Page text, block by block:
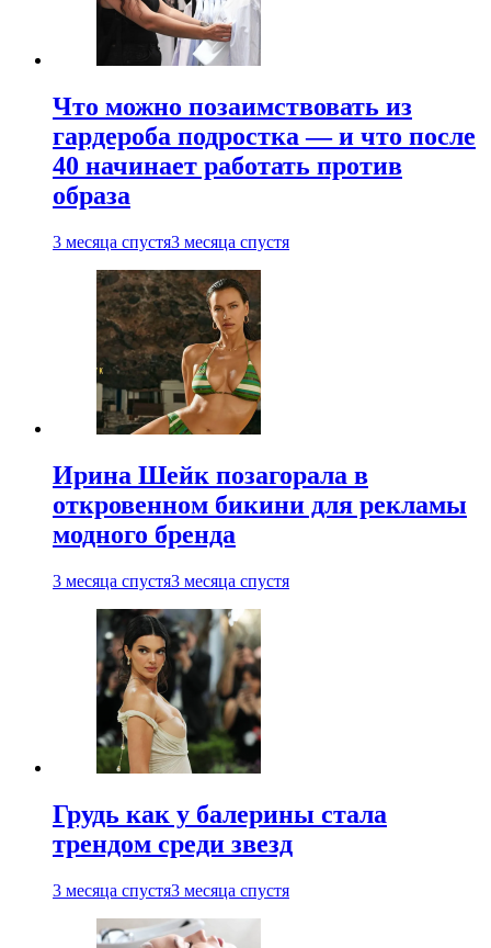
Что можно позаимствовать из
гардероба подростка — и что после
40 начинает работать против
образа
3 месяца спустя3 месяца спустя
Ирина Шейк позагорала в
откровенном бикини для рекламы
модного бренда
3 месяца спустя3 месяца спустя
Грудь как у балерины стала
трендом среди звезд
3 месяца спустя3 месяца спустя